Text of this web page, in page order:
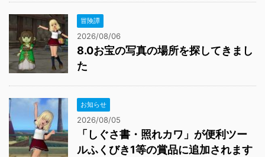
冒険譚
2026/08/06
8.0お宝の写真の場所を探してきまし
た
お知らせ
2026/08/05
「しぐさ書・照れカワ」が便利ツー
ルふくびき1等の賞品に追加されます